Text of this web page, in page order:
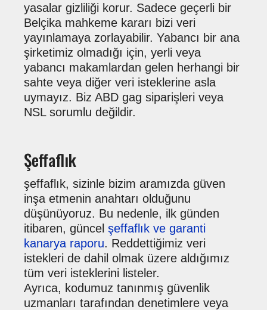
yasalar gizliliği korur. Sadece geçerli bir
Belçika mahkeme kararı bizi veri
yayınlamaya zorlayabilir. Yabancı bir ana
şirketimiz olmadığı için, yerli veya
yabancı makamlardan gelen herhangi bir
sahte veya diğer veri isteklerine asla
uymayız. Biz ABD gag siparişleri veya
NSL sorumlu değildir.
Şeffaflık
şeffaflık, sizinle bizim aramızda güven
inşa etmenin anahtarı olduğunu
düşünüyoruz. Bu nedenle, ilk günden
itibaren, güncel şeffaflık ve garanti
kanarya raporu. Reddettiğimiz veri
istekleri de dahil olmak üzere aldığımız
tüm veri isteklerini listeler.
Ayrıca, kodumuz tanınmış güvenlik
uzmanları tarafından denetimlere veya